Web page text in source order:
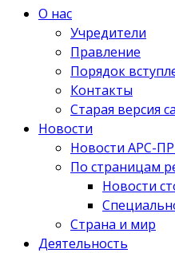
О нас
Учредители
Правление
Порядок
Контакты
Старая версия
Новости
Новости АРС-
По страницам
Новости
Страна и мир
Деятельность